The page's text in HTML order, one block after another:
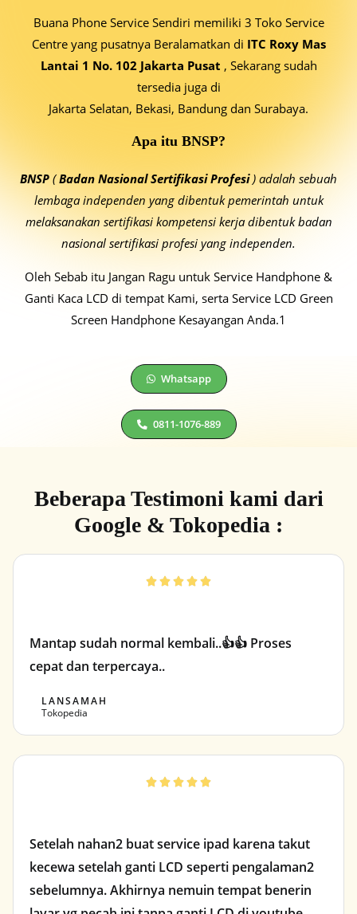
Buana Phone Service Sendiri memiliki 3 Toko Service
Centre yang pusatnya Beralamatkan di ITC Roxy Mas
Lantai 1 No. 102 Jakarta Pusat , Sekarang sudah
tersedia juga di
Jakarta Selatan, Bekasi, Bandung dan Surabaya.
Apa itu BNSP?
BNSP (Badan Nasional Sertifikasi Profesi) adalah sebuah
lembaga independen yang dibentukpemerintah untuk
melaksanakan sertifikasi kompetensi kerja dibentuk badan
nasional sertifikasi profesi yang independen.
Oleh Sebab itu Jangan Ragu untuk Service Handphone &
Ganti Kaca LCD di tempat Kami, serta Service LCD Green
Screen Handphone Kesayangan Anda.1
Whatsapp
0811-1076-889
Beberapa Testimoni kami dari
Google & Tokopedia :
    
Mantap sudah normal kembali..👍👍 Proses
cepat dan terpercaya..
LANSAMAH
Tokopedia
    
Setelah nahan2 buat service ipad karena takut
kecewa setelah ganti LCD seperti pengalaman2
sebelumnya. Akhirnya nemuin tempat benerin